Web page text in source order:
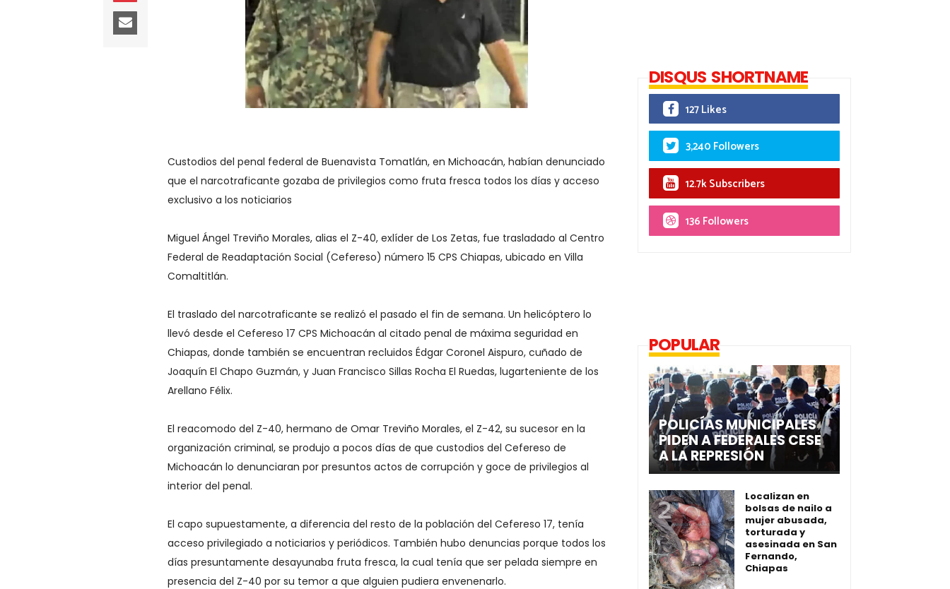
Custodios del penal federal de Buenavista Tomatlán, en Michoacán, habían denunciado
que el narcotraficante gozaba de privilegios como fruta fresca todos los días y acceso
exclusivo a los noticiarios
Miguel Ángel Treviño Morales, alias el Z-40, exlíder de Los Zetas, fue trasladado al Centro
Federal de Readaptación Social (Cefereso) número 15 CPS Chiapas, ubicado en Villa
Comaltitlán.
El traslado del narcotraficante se realizó el pasado el fin de semana. Un helicóptero lo
llevó desde el Cefereso 17 CPS Michoacán al citado penal de máxima seguridad en
Chiapas, donde también se encuentran recluidos Édgar Coronel Aispuro, cuñado de
Joaquín El Chapo Guzmán, y Juan Francisco Sillas Rocha El Ruedas, lugarteniente de los
Arellano Félix.
El reacomodo del Z-40, hermano de Omar Treviño Morales, el Z-42, su sucesor en la
organización criminal, se produjo a pocos días de que custodios del Cefereso de
Michoacán lo denunciaran por presuntos actos de corrupción y goce de privilegios al
interior del penal.
El capo supuestamente, a diferencia del resto de la población del Cefereso 17, tenía
acceso privilegiado a noticiarios y periódicos. También hubo denuncias porque todos los
días presuntamente desayunaba fruta fresca, la cual tenía que ser pelada siempre en
presencia del Z-40 por su temor a que alguien pudiera envenenarlo.
DISQUS SHORTNAME
127 Likes
3,240 Followers
12.7k Subscribers
136 Followers
POPULAR
POLICÍAS MUNICIPALES
PIDEN A FEDERALES CESE
A LA REPRESIÓN
Localizan en
bolsas de nailo a
mujer abusada,
torturada y
asesinada en San
Fernando,
Chiapas